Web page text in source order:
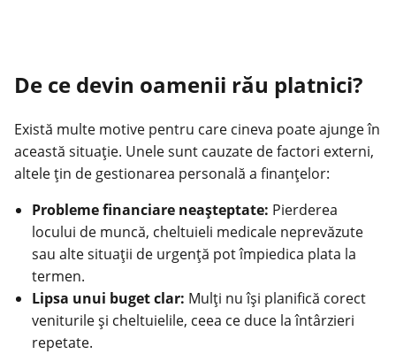
De ce devin oamenii rău platnici?
Există multe motive pentru care cineva poate ajunge în
această situație. Unele sunt cauzate de factori externi,
altele țin de gestionarea personală a finanțelor:
Probleme financiare neașteptate: Pierderea
locului de muncă, cheltuieli medicale neprevăzute
sau alte situații de urgență pot împiedica plata la
termen.
Lipsa unui buget clar: Mulți nu își planifică corect
veniturile și cheltuielile, ceea ce duce la întârzieri
repetate.